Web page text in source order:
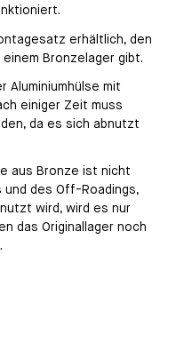
erhältlich, den
Bronzelager gibt.
Aluminiumhülse mit
einiger Zeit muss
da es sich abnutzt
aus Bronze ist nicht
und des Off-Roadings,
wird, wird es nur
das Originallager noch